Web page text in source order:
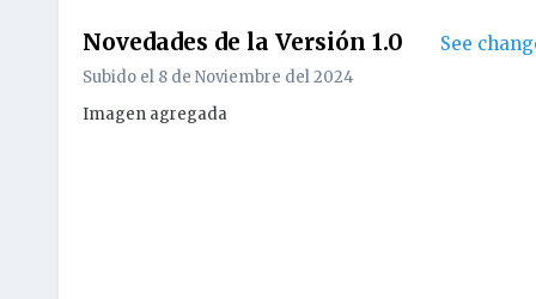
Novedades de la Versión 1.0 See
Subido el 8 de Noviembre del 2024
Imagen agregada